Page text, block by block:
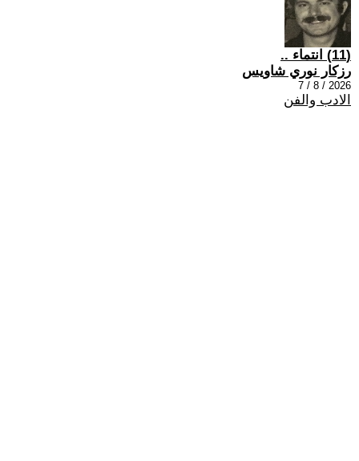
(11) انتماء ..
رزكار نوري شاويس
2026 / 8 / 7
الادب والفن